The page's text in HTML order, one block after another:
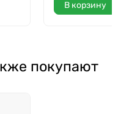
В корзину
покупают